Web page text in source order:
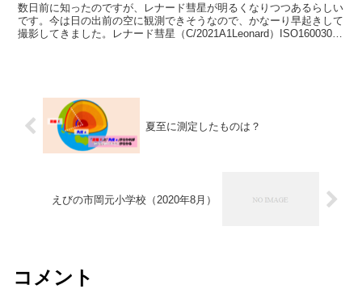
数日前に知ったのですが、レナード彗星が明るくなりつつあるらしい
です。今は日の出前の空に観測できそうなので、かなーり早起きして
撮影してきました。レナード彗星（C/2021A1Leonard）ISO160030秒
夏至に測定したものは？
えびの市岡元小学校（2020年8月）
コメント